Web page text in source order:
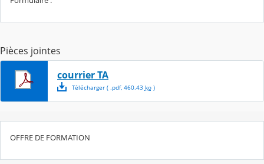
Pièces jointes
courrier TA
Télécharger( .pdf, 460.43 ko)
OFFRE DE FORMATION